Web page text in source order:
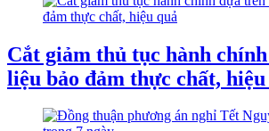
Cắt giảm thủ tục hành
liệu bảo đảm thực chất, hiệu